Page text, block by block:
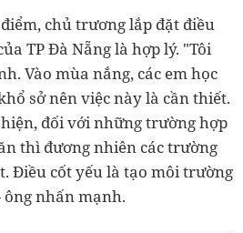
chủ trương lắp đặt điều
TP Đà Nẵng là hợp lý. "Tôi
Vào mùa nắng, các em học
sở nên việc này là cần thiết.
đối với những trường hợp
thì đương nhiên các trường
Điều cốt yếu là tạo môi trường
ông nhấn mạnh.